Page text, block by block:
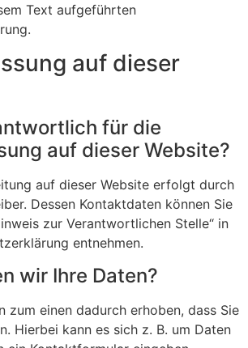
Text aufgeführten
auf dieser
für die
auf dieser Website?
auf dieser Website erfolgt durch
Dessen Kontaktdaten können Sie
zur Verantwortlichen Stelle“ in
entnehmen.
wir Ihre Daten?
zum einen dadurch erhoben, dass Sie
Hierbei kann es sich z. B. um Daten